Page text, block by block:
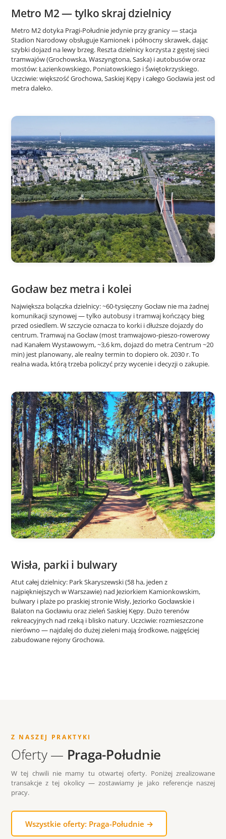
Metro M2 — tylko skraj dzielnicy
Metro M2 dotyka Pragi-Południe jedynie przy granicy — stacja
Stadion Narodowy obsługuje Kamionek i północny skrawek, dając
szybki dojazd na lewy brzeg. Reszta dzielnicy korzysta z gęstej sieci
tramwajów (Grochowska, Waszyngtona, Saska) i autobusów oraz
mostów: Łazienkowskiego, Poniatowskiego i Świętokrzyskiego.
Uczciwie: większość Grochowa, Saskiej Kępy i całego Gocławia jest od
metra daleko.
Gocław bez metra i kolei
Największa bolączka dzielnicy: ~60-tysięczny Gocław nie ma żadnej
komunikacji szynowej — tylko autobusy i tramwaj kończący bieg
przed osiedlem. W szczycie oznacza to korki i dłuższe dojazdy do
centrum. Tramwaj na Gocław (most tramwajowo-pieszo-rowerowy
nad Kanałem Wystawowym, ~3,6 km, dojazd do metra Centrum ~20
min) jest planowany, ale realny termin to dopiero ok. 2030 r. To
realna wada, którą trzeba policzyć przy wycenie i decyzji o zakupie.
Wisła, parki i bulwary
Atut całej dzielnicy: Park Skaryszewski (58 ha, jeden z
najpiękniejszych w Warszawie) nad Jeziorkiem Kamionkowskim,
bulwary i plaże po praskiej stronie Wisły, Jeziorko Gocławskie i
Balaton na Gocławiu oraz zieleń Saskiej Kępy. Dużo terenów
rekreacyjnych nad rzeką i blisko natury. Uczciwie: rozmieszczone
nierówno — najdalej do dużej zieleni mają środkowe, najgęściej
zabudowane rejony Grochowa.
Z NASZEJ PRAKTYKI
Oferty — Praga-Południe
W tej chwili nie mamy tu otwartej oferty. Poniżej zrealizowane
transakcje z tej okolicy — zostawiamy je jako referencje naszej
pracy.
Wszystkie oferty: Praga-Południe →